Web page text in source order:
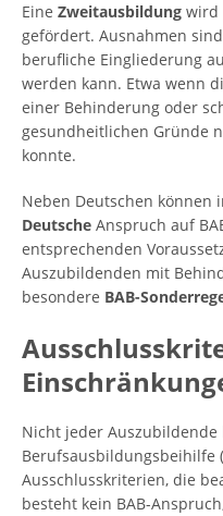
Eine Zweitausbildung wird
gefördert. Ausnahmen
berufliche Eingliederung
werden kann. Etwa wenn
einer Behinderung oder
gesundheitlichen Gründe
konnte.
Neben Deutschen können
Deutsche Anspruch auf
entsprechenden
Auszubildenden mit
besondere BAB-
Nicht jeder
Berufsausbildungsbeihilfe
Ausschlusskriterien, die
besteht kein BAB-